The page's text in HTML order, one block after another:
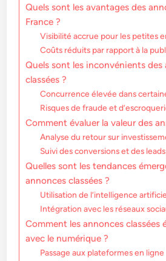
Quels sont les avantages des
France ?
Visibilité accrue pour les petites
Coûts réduits par rapport à la
Quels sont les inconvénients des
classées ?
Concurrence élevée dans
Risques de fraude et
Comment évaluer la valeur des
Analyse du retour sur
Suivi des conversions et des
Quelles sont les tendances
annonces classées ?
Utilisation de l’intelligence
Intégration avec les réseaux
Comment les annonces classées
avec le numérique ?
Passage aux plateformes en ligne